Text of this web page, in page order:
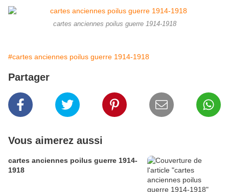
cartes anciennes poilus guerre 1914-1918
#cartes anciennes poilus guerre 1914-1918
Partager
Vous aimerez aussi
cartes anciennes poilus guerre 1914-
1918